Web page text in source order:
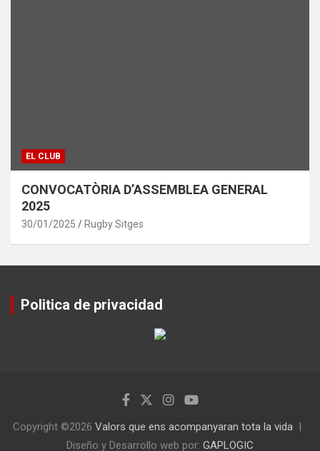
EL CLUB
CONVOCATÒRIA D’ASSEMBLEA GENERAL
2025
30/01/2025 Rugby Sitges
Politica de privacidad
Copyright ©2026 Valors que ens acompanyaran tota la vida
Diseño y Desarrollo web por: GAPLOGIC